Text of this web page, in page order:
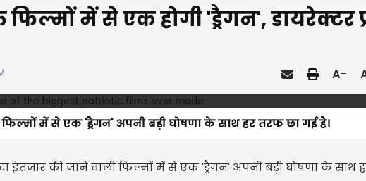
में से एक होगी 'ड्रैगन', डायरेक्टर
A-
में से एक 'ड्रैगन' अपनी बड़ी घोषणा के साथ हर तरफ छा गई है।
इंतजार की जाने वाली फिल्मों में से एक 'ड्रैगन' अपनी बड़ी घोषणा के साथ